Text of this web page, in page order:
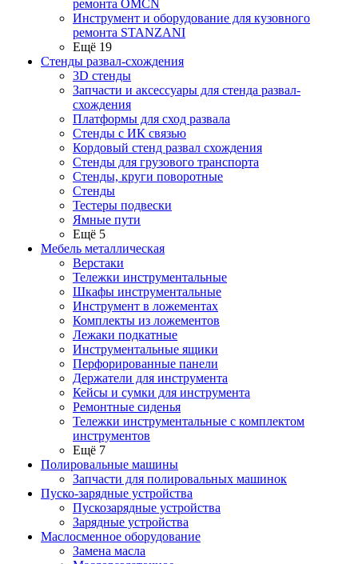
ремонта OMCN
Инструмент и оборудование для кузовного
ремонта STANZANI
Ещё 19
Стенды развал-схождения
3D стенды
Запчасти и аксессуары для стенда развал-
схождения
Платформы для сход развала
Стенды с ИК связью
Кордовый стенд развал схождения
Стенды для грузового транспорта
Стенды, круги поворотные
Стенды
Тестеры подвески
Ямные пути
Ещё 5
Мебель металлическая
Верстаки
Тележки инструментальные
Шкафы инструментальные
Инструмент в ложементах
Комплекты из ложементов
Лежаки подкатные
Инструментальные ящики
Перфорированные панели
Держатели для инструмента
Кейсы и сумки для инструмента
Ремонтные сиденья
Тележки инструментальные с комплектом
инструментов
Ещё 7
Полировальные машины
Запчасти для полировальных машинок
Пуско-зарядные устройства
Пускозарядные устройства
Зарядные устройства
Маслосменное оборудование
Замена масла